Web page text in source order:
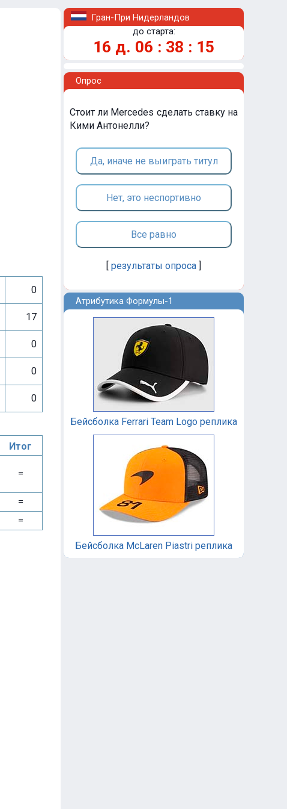
0
17
0
0
0
Итог
=
=
=
Гран-При Нидерландов
до старта:
16 д. 06 : 38 : 15
Опрос
Стоит ли Mercedes сделать ставку на
Кими Антонелли?
Да, иначе не выиграть титул
Нет, это неспортивно
Все равно
[ результаты опроса ]
Атрибутика Формулы-1
Бейсболка Ferrari Team Logo реплика
Бейсболка McLaren Piastri реплика